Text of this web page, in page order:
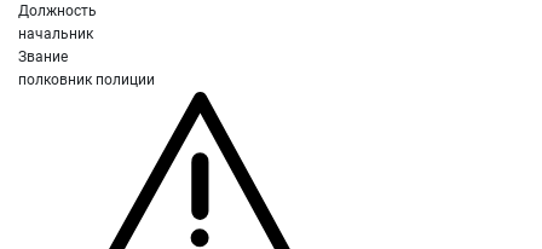
Должность
начальник
Звание
полковник полиции